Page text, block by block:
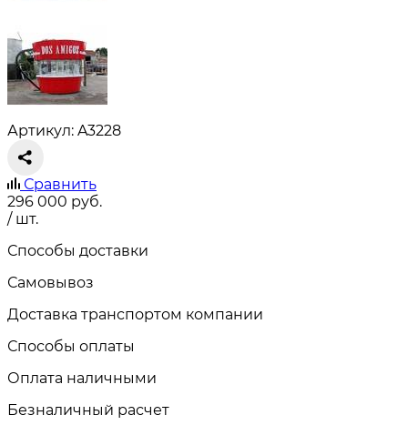
Артикул: A3228
Сравнить
296 000 руб.
/ шт.
Способы доставки
Самовывоз
Доставка транспортом компании
Способы оплаты
Оплата наличными
Безналичный расчет